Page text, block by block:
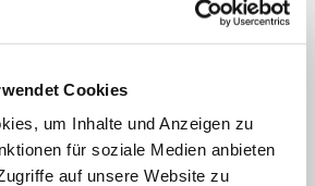
Cookies
um Inhalte und Anzeigen zu
für soziale Medien anbieten
auf unsere Website zu
order
auf „Nachverfolgen“. Die
dem Bestellbeleg oder in der
erhalten haben solltest.